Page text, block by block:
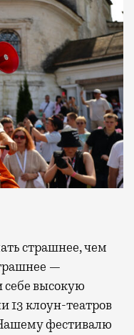
страшнее, чем
—
себе высокую
13 клоун-театров
фестивалю